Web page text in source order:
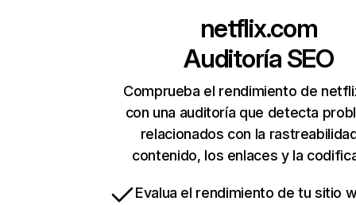
netflix.com
Auditoría SEO
Comprueba el rendimiento de
con una auditoría que detecta
relacionados con la
contenido, los enlaces y la
Evalua el rendimiento de tu sitio